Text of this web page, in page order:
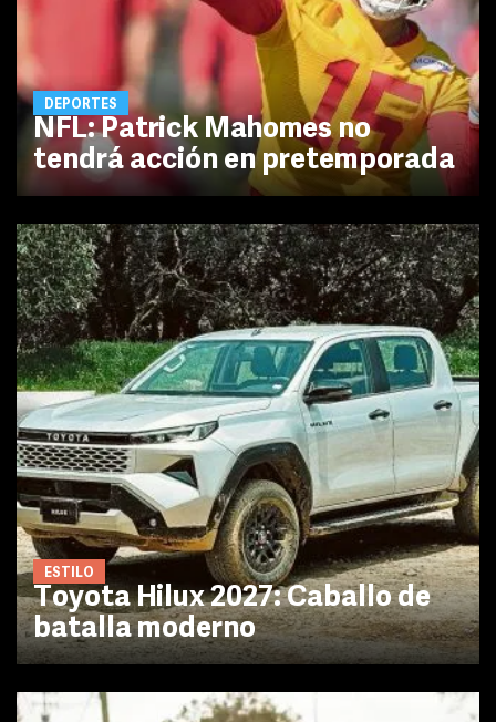
DEPORTES
NFL: Patrick Mahomes no
tendrá acción en pretemporada
ESTILO
Toyota Hilux 2027: Caballo de
batalla moderno